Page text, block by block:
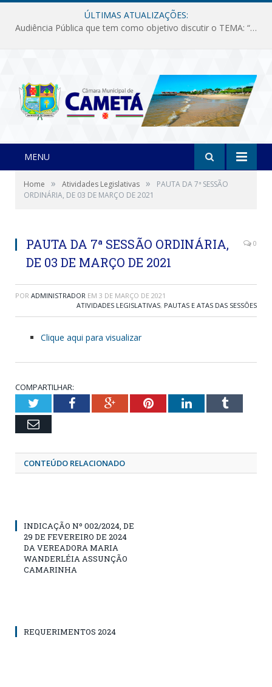
ÚLTIMAS ATUALIZAÇÕES:
Audiência Pública que tem como objetivo discutir o TEMA: “Fornecimento de Energia Elétrica em Debate: Tarifas, Qualidade e Atendimento dos Serviços”
MENU
Home » Atividades Legislativas »
PAUTA DA 7ª SESSÃO
ORDINÁRIA, DE 03 DE MARÇO DE 2021
PAUTA DA 7ª SESSÃO ORDINÁRIA,
DE 03 DE MARÇO DE 2021
0
POR ADMINISTRADOR EM 3 DE MARÇO DE 2021
ATIVIDADES LEGISLATIVAS, PAUTAS E ATAS DAS SESSÕES
Clique aqui para visualizar
COMPARTILHAR:
TwitterFacebookGoogle+PinterestLinkedInTumblr
Email
CONTEÚDO RELACIONADO
INDICAÇÃO Nº 002/2024, DE
29 DE FEVEREIRO DE 2024
DA VEREADORA MARIA
WANDERLÉIA ASSUNÇÃO
CAMARINHA
REQUERIMENTOS 2024